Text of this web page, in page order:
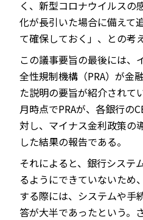
く、新型コロナウイルスの
化が長引いた場合に備えて
て確保しておく」、との考
この議事要旨の最後には、
全性規制機構（PRA）が金
た説明の要旨が紹介されて
月時点でPRAが、各銀行の
対し、マイナス金利政策の
した結果の報告である。
それによると、銀行システ
るようにできていないため
する際には、システムや手
答が大半であったという。